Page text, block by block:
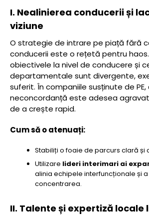
I. Nealinierea conducerii și
viziune
O strategie de intrare pe piață fără
conducerii este o rețetă pentru
obiectivele la nivel de conducere și
departamentale sunt divergente,
suferit. În companiile susținute de
neconcordanță este adesea
de a crește rapid.
Cum să o atenuați:
Stabiliți o foaie de parcurs clară și
Utilizare lideri interimari ai
alinia echipele interfuncționale și
concentrarea.
II. Talente și expertiză locale